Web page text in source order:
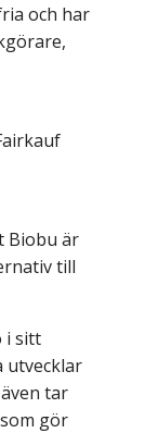
och har
Biobu är
till
i sitt
utvecklar
tar
gör